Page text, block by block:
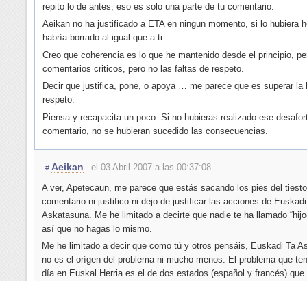
repito lo de antes, eso es solo una parte de tu comentario.
Aeikan no ha justificado a ETA en ningun momento, si lo hubiera
habría borrado al igual que a ti.
Creo que coherencia es lo que he mantenido desde el principio,
comentarios criticos, pero no las faltas de respeto.
Decir que justifica, pone, o apoya … me parece que es superar la
respeto.
Piensa y recapacita un poco. Si no hubieras realizado ese
comentario, no se hubieran sucedido las consecuencias.
# Aeikan
el 03 Abril 2007 a las 00:37:08
A ver, Apetecaun, me parece que estás sacando los pies del
comentario ni justifico ni dejo de justificar las acciones de
Askatasuna. Me he limitado a decirte que nadie te ha llamado
así que no hagas lo mismo.
Me he limitado a decir que como tú y otros pensáis, Euskadi Ta
no es el orígen del problema ni mucho menos. El problema que
día en Euskal Herria es el de dos estados (español y francés) que